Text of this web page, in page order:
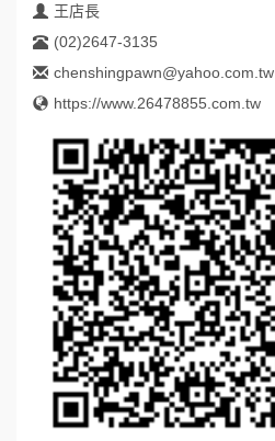
王店長
(02)2647-3135
chenshingpawn@yahoo.com.tw
https://www.26478855.com.tw